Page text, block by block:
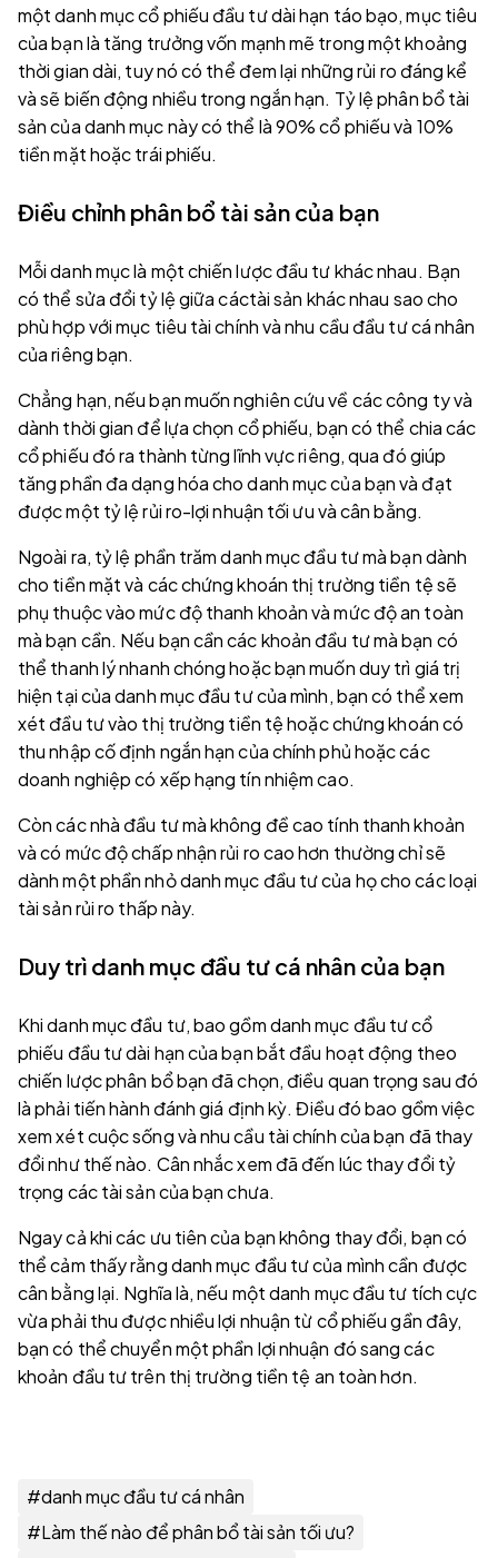
một danh mục cổ phiếu đầu tư dài hạn táo bạo, mục tiêu
của bạn là tăng trưởng vốn mạnh mẽ trong một khoảng
thời gian dài, tuy nó có thể đem lại những rủi ro đáng kể
và sẽ biến động nhiều trong ngắn hạn. Tỷ lệ phân bổ tài
sản của danh mục này có thể là 90% cổ phiếu và 10%
tiền mặt hoặc trái phiếu.
Điều chỉnh phân bổ tài sản của bạn
Mỗi danh mục là một chiến lược đầu tư khác nhau. Bạn
có thể sửa đổi tỷ lệ giữa cáctài sản khác nhau sao cho
phù hợp với mục tiêu tài chính và nhu cầu đầu tư cá nhân
của riêng bạn.
Chẳng hạn, nếu bạn muốn nghiên cứu về các công ty và
dành thời gian để lựa chọn cổ phiếu, bạn có thể chia các
cổ phiếu đó ra thành từng lĩnh vực riêng, qua đó giúp
tăng phần đa dạng hóa cho danh mục của bạn và đạt
được một tỷ lệ rủi ro-lợi nhuận tối ưu và cân bằng.
Ngoài ra, tỷ lệ phần trăm danh mục đầu tư mà bạn dành
cho tiền mặt và các chứng khoán thị trường tiền tệ sẽ
phụ thuộc vào mức độ thanh khoản và mức độ an toàn
mà bạn cần. Nếu bạn cần các khoản đầu tư mà bạn có
thể thanh lý nhanh chóng hoặc bạn muốn duy trì giá trị
hiện tại của danh mục đầu tư của mình, bạn có thể xem
xét đầu tư vào thị trường tiền tệ hoặc chứng khoán có
thu nhập cố định ngắn hạn của chính phủ hoặc các
doanh nghiệp có xếp hạng tín nhiệm cao.
Còn các nhà đầu tư mà không đề cao tính thanh khoản
và có mức độ chấp nhận rủi ro cao hơn thường chỉ sẽ
dành một phần nhỏ danh mục đầu tư của họ cho các loại
tài sản rủi ro thấp này.
Duy trì danh mục đầu tư cá nhân của bạn
Khi danh mục đầu tư, bao gồm danh mục đầu tư cổ
phiếu đầu tư dài hạn của bạn bắt đầu hoạt động theo
chiến lược phân bổ bạn đã chọn, điều quan trọng sau đó
là phải tiến hành đánh giá định kỳ. Điều đó bao gồm việc
xem xét cuộc sống và nhu cầu tài chính của bạn đã thay
đổi như thế nào. Cân nhắc xem đã đến lúc thay đổi tỷ
trọng các tài sản của bạn chưa.
Ngay cả khi các ưu tiên của bạn không thay đổi, bạn có
thể cảm thấy rằng danh mục đầu tư của mình cần được
cân bằng lại. Nghĩa là, nếu một danh mục đầu tư tích cực
vừa phải thu được nhiều lợi nhuận từ cổ phiếu gần đây,
bạn có thể chuyển một phần lợi nhuận đó sang các
khoản đầu tư trên thị trường tiền tệ an toàn hơn.
#danh mục đầu tư cá nhân
#Làm thế nào để phân bổ tài sản tối ưu?